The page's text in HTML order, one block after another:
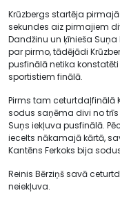
Krūzbergs startēja
sekundes aiz pirmajiem
Dandžinu un ķīnieša
par pirmo, tādējādi
pusfinālā netika
sportistiem finālā.
Pirms tam ceturtdaļfinālā
sodus saņēma divi no trīs
Suņs iekļuva pusfinālā.
iecelts nākamajā kārtā,
Kantēns Ferkoks bija
Reinis Bērziņš savā
neiekļuva.